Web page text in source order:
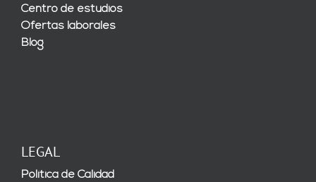
Centro de estudios
Ofertas laborales
Blog
LEGAL
Política de Calidad